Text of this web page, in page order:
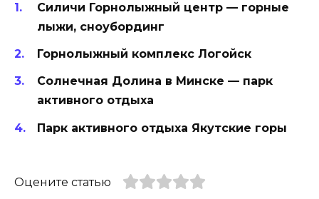
Силичи Горнолыжный центр — горные
лыжи, сноубординг
Горнолыжный комплекс Логойск
Солнечная Долина в Минске — парк
активного отдыха
Парк активного отдыха Якутские горы
Оцените статью